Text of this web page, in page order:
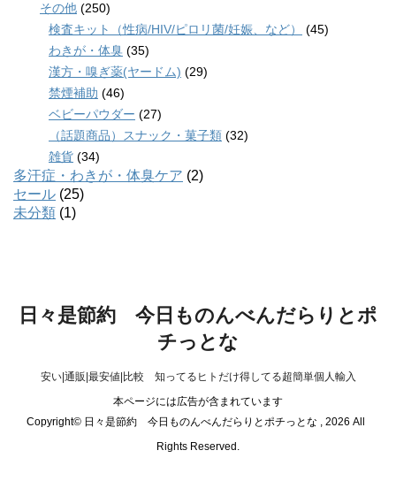
その他 (250)
検査キット（性病/HIV/ピロリ菌/妊娠、など）
(45)
わきが・体臭 (35)
漢方・嗅ぎ薬(ヤードム) (29)
禁煙補助 (46)
ベビーパウダー (27)
（話題商品）スナック・菓子類 (32)
雑貨 (34)
多汗症・わきが・体臭ケア (2)
セール (25)
未分類 (1)
日々是節約 今日ものんべんだらりとポ
チっとな
安い|通販|最安値|比較 知ってるヒトだけ得してる超簡単個人輸入
本ページには広告が含まれています
Copyright© 日々是節約 今日ものんべんだらりとポチっとな , 2026 All
Rights Reserved.